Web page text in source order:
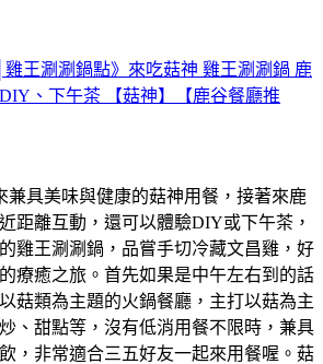
王涮涮鍋點》來吃菇神 雞王涮涮鍋 鹿
、下午茶 【菇神】【鹿谷餐廳推
兼具美味與健康的菇神用餐，接著來鹿
距離互動，還可以體驗DIY或下午茶，
雞王涮涮鍋，品嘗手切冷藏文昌雞，好
療癒之旅。首先如果是中午左右到的話
菇類為主題的火鍋餐廳，主打以菇為主
、甜點等，沒有低消用餐不限時，兼具
，非常適合三五好友一起來用餐喔。菇